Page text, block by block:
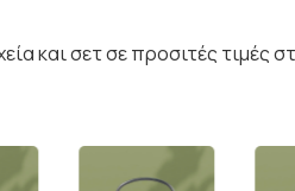
και σετ σε προσιτές τιμές